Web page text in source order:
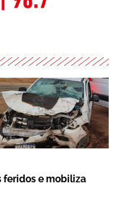
feridos e mobiliza